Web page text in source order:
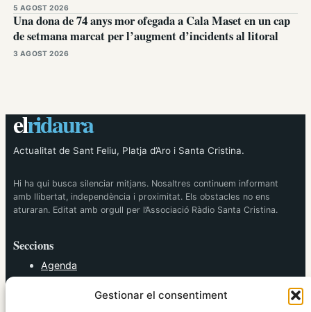
Gestionar el consentiment
5 AGOST 2026
Una dona de 74 anys mor ofegada a Cala Maset en un cap
de setmana marcat per l’augment d’incidents al litoral
3 AGOST 2026
elridaura
Actualitat de Sant Feliu, Platja d’Aro i Santa Cristina.
Hi ha qui busca silenciar mitjans. Nosaltres continuem informant
amb llibertat, independència i proximitat. Els obstacles no ens
aturaran. Editat amb orgull per l’Associació Ràdio Santa Cristina.
Seccions
Agenda